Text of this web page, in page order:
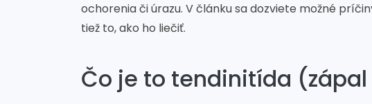
ochorenia či úrazu. V článku sa dozviete možné
tiež to, ako ho liečiť.
Čo je to tendinitída